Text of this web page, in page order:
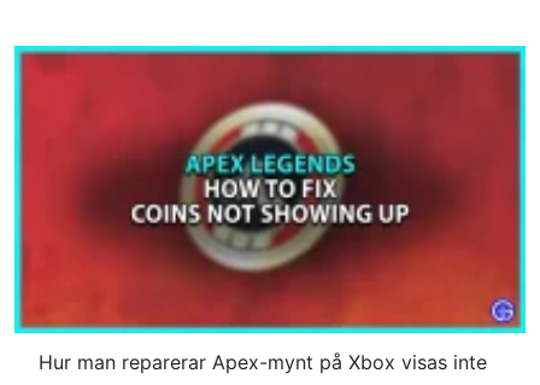
Hur man reparerar Apex-mynt på Xbox visas inte